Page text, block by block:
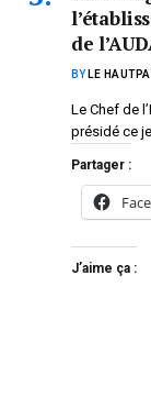
de
BY LE
Le Chef de
présidé ce
Partager :
J’aime ça :